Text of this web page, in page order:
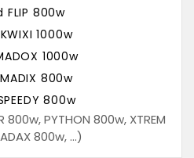
FLIP 800w
1000w
1000w
800w
800w
PYTHON 800w, XTREM
800w, ...)